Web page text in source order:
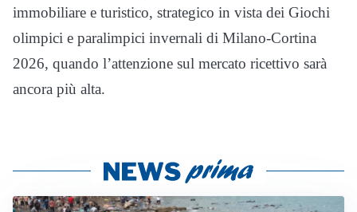
immobiliare e turistico, strategico in vista dei Giochi
olimpici e paralimpici invernali di Milano-Cortina
2026, quando l’attenzione sul mercato ricettivo sarà
ancora più alta.